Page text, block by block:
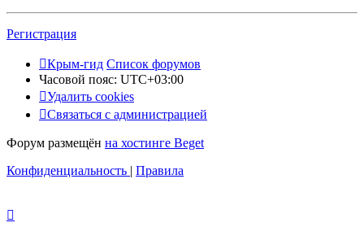
Регистрация
Крым-гид Список форумов
Часовой пояс: UTC+03:00
Удалить cookies
Связаться с администрацией
Форум размещён на хостинге Beget
Конфиденциальность | Правила